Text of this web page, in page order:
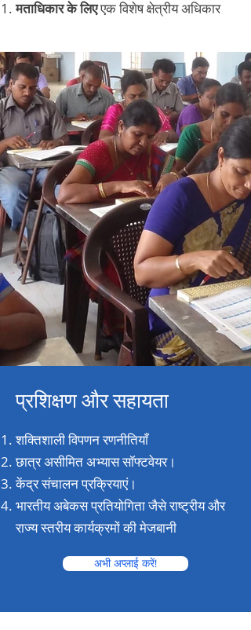
मताधिकार के लिएएक विशेष क्षेत्रीय अधिकार
प्रशिक्षण और सहायता
शक्तिशाली विपणन रणनीतियाँ
छात्र असीमित अभ्यास सॉफ्टवेयर।
केंद्र संचालन प्रक्रियाएं।
भारतीय अबेकस प्रतियोगिता जैसे राष्ट्रीय और
राज्य स्तरीय कार्यक्रमों की मेजबानी
अभी अप्लाई करें!